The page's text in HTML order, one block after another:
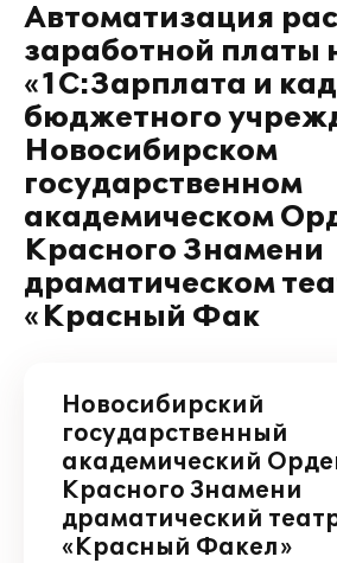
Автоматизация
заработной платы
«1С:Зарплата и
бюджетного
Новосибирском
государственном
академическом
Красного Знамени
драматическом
«Красный Фак
Новосибирский
государственный
академический
Красного Знамени
драматический
«Красный Факел»